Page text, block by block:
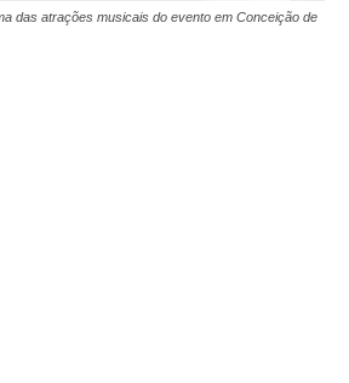
das atrações musicais do evento em Conceição de